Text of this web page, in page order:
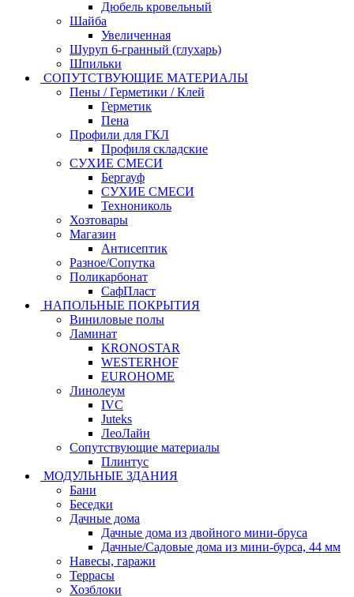
Дюбель кровельный
Шайба
Увеличенная
Шуруп 6-гранный (глухарь)
Шпильки
СОПУТСТВУЮЩИЕ МАТЕРИАЛЫ
Пены / Герметики / Клей
Герметик
Пена
Профили для ГКЛ
Профиля складские
СУХИЕ СМЕСИ
Бергауф
СУХИЕ СМЕСИ
Технониколь
Хозтовары
Магазин
Антисептик
Разное/Сопутка
Поликарбонат
СафПласт
НАПОЛЬНЫЕ ПОКРЫТИЯ
Виниловые полы
Ламинат
KRONOSTAR
WESTERHOF
EUROHOME
Линолеум
IVC
Juteks
ЛеоЛайн
Сопутствующие материалы
Плинтус
МОДУЛЬНЫЕ ЗДАНИЯ
Бани
Беседки
Дачные дома
Дачные дома из двойного мини-бруса
Дачные/Садовые дома из мини-бурса, 44 мм
Навесы, гаражи
Террасы
Хозблоки